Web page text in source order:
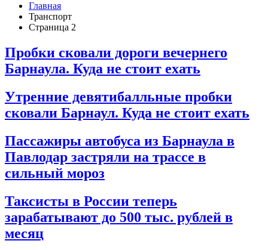
Главная
Транспорт
Страница 2
Пробки сковали дороги вечернего
Барнаула. Куда не стоит ехать
Утренние девятибалльные пробки
сковали Барнаул. Куда не стоит ехать
Пассажиры автобуса из Барнаула в
Павлодар застряли на трассе в
сильный мороз
Таксисты в России теперь
зарабатывают до 500 тыс. рублей в
месяц